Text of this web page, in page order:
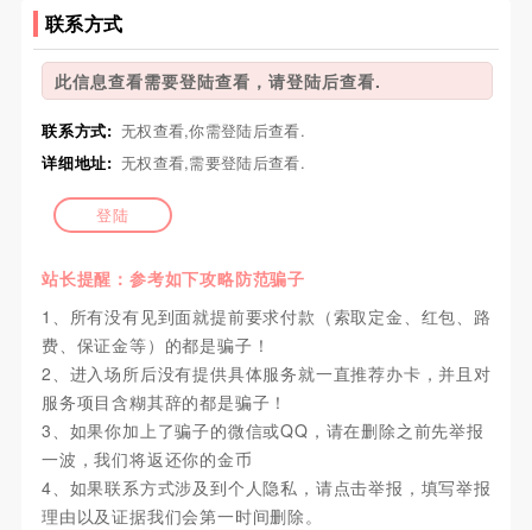
联系方式
此信息查看需要登陆查看，请登陆后查看.
联系方式: 无权查看,你需登陆后查看.
详细地址: 无权查看,需要登陆后查看.
登陆
站长提醒：参考如下攻略防范骗子
1、所有没有见到面就提前要求付款（索取定金、红包、路
费、保证金等）的都是骗子！
2、进入场所后没有提供具体服务就一直推荐办卡，并且对
服务项目含糊其辞的都是骗子！
3、如果你加上了骗子的微信或QQ，请在删除之前先举报
一波，我们将返还你的金币
4、如果联系方式涉及到个人隐私，请点击举报，填写举报
理由以及证据我们会第一时间删除。